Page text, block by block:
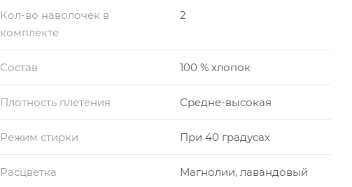
Кол-во наволочек в
комплекте
2
Состав 100 % хлопок
Плотность плетения Средне-высокая
Режим стирки При 40 градусах
Расцветка Магнолии, лавандовый